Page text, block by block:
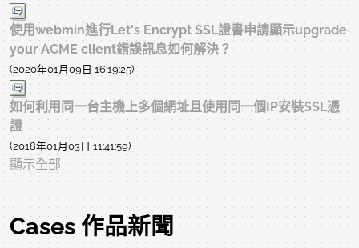
使用webmin進行Let's Encrypt SSL證書申請顯示upgrade
your ACME client錯誤訊息如何解決？
(2020年01月09日 16:19:25)
如何利用同一台主機上多個網址且使用同一個IP安裝SSL憑
證
(2018年01月03日 11:41:59)
顯示全部
Cases 作品新聞